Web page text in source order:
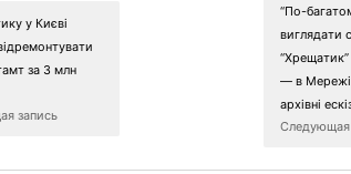
у Києві
за 3 млн
запись
“По-
виглядати
— в Мережі
архівні
Следующая